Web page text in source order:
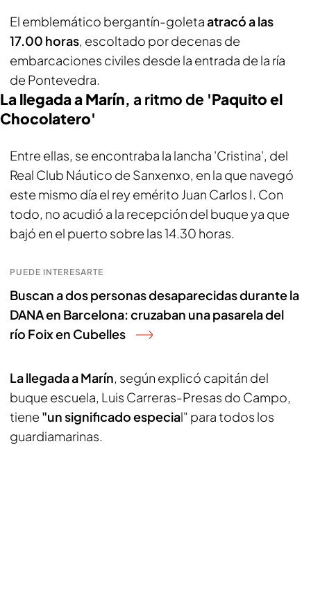
El emblemático bergantín-goletaatracó a las
17.00 horas, escoltado por decenas de
embarcaciones civiles desde la entrada de la ría
de Pontevedra.
La llegada a Marín, a ritmo de 'Paquito el
Chocolatero'
Entre ellas, se encontraba la lancha 'Cristina', del
Real Club Náutico de Sanxenxo, en la que navegó
este mismo día el rey emérito Juan Carlos I. Con
todo, no acudió a la recepción del buque ya que
bajó en el puerto sobre las 14.30 horas.
PUEDE INTERESARTE
Buscan a dos personas desaparecidas durante la
DANA en Barcelona: cruzaban una pasarela del
río Foix en Cubelles
La llegada a Marín, según explicó capitán del
buque escuela, Luis Carreras-Presas do Campo,
tiene "un significado especial" para todos los
guardiamarinas.